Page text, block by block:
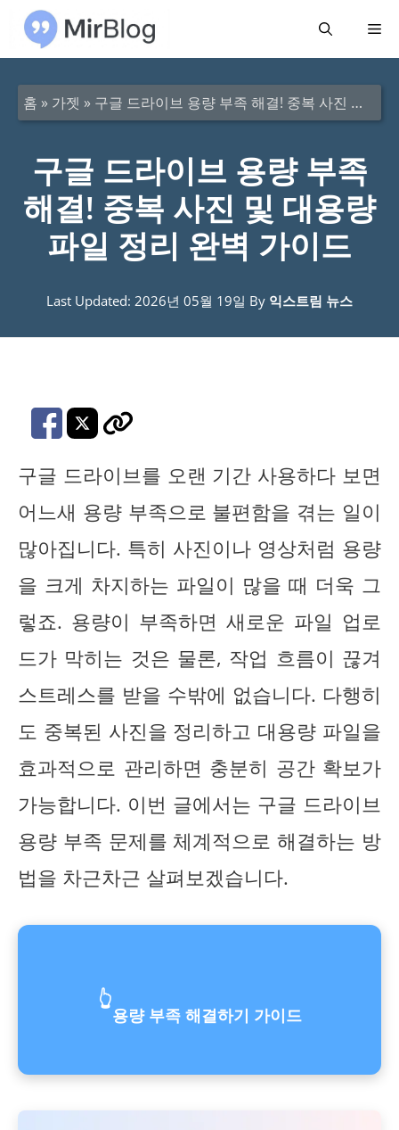
메
홈 » 가젯 » 구글 드라이브 용량 부족 해결! 중복 사진 및 대용량 파일 정리 완벽 가이드
구글 드라이브 용량 부족
해결! 중복 사진 및 대용량
파일 정리 완벽 가이드
Last Updated: 2026년 05월 19일 By 익스트림 뉴스
구글 드라이브를 오랜 기간 사용하다 보면
어느새 용량 부족으로 불편함을 겪는 일이
많아집니다. 특히 사진이나 영상처럼 용량
을 크게 차지하는 파일이 많을 때 더욱 그
렇죠. 용량이 부족하면 새로운 파일 업로
드가 막히는 것은 물론, 작업 흐름이 끊겨
스트레스를 받을 수밖에 없습니다. 다행히
도 중복된 사진을 정리하고 대용량 파일을
효과적으로 관리하면 충분히 공간 확보가
가능합니다. 이번 글에서는 구글 드라이브
용량 부족 문제를 체계적으로 해결하는 방
법을 차근차근 살펴보겠습니다.
👆
용량 부족 해결하기 가이드